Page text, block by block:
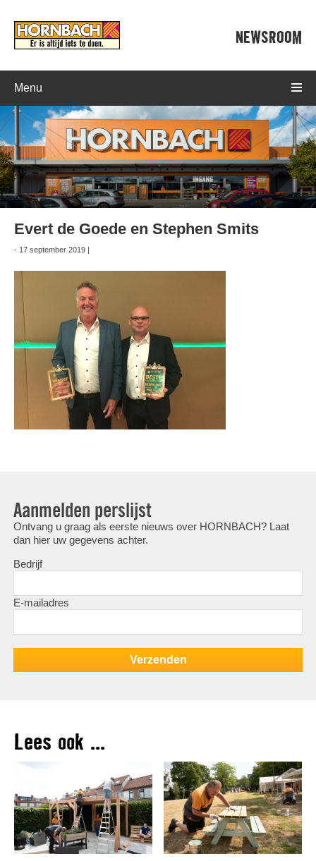
NEWSROOM
Menu
Evert de Goede en Stephen Smits
- 17 september 2019 |
Aanmelden perslijst
Ontvang u graag als eerste nieuws over HORNBACH? Laat
dan hier uw gegevens achter.
Bedrijf
E-mailadres
Lees ook ...